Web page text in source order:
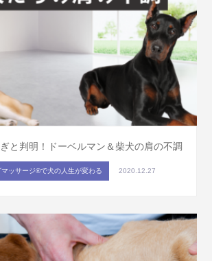
と判明！ドーベルマン＆柴犬の肩の不調
ッサージ®で犬の人生が変わる 2020.12.27